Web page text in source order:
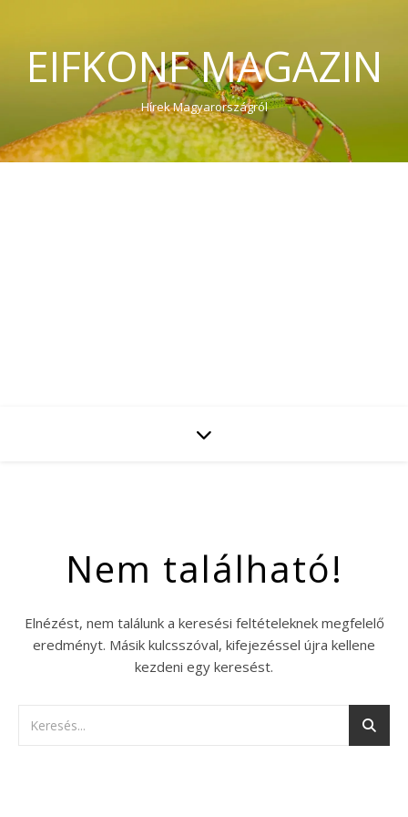
EIFKONF MAGAZIN
Hírek Magyarországról
Nem található!
Elnézést, nem találunk a keresési feltételeknek megfelelő
eredményt. Másik kulcsszóval, kifejezéssel újra kellene
kezdeni egy keresést.